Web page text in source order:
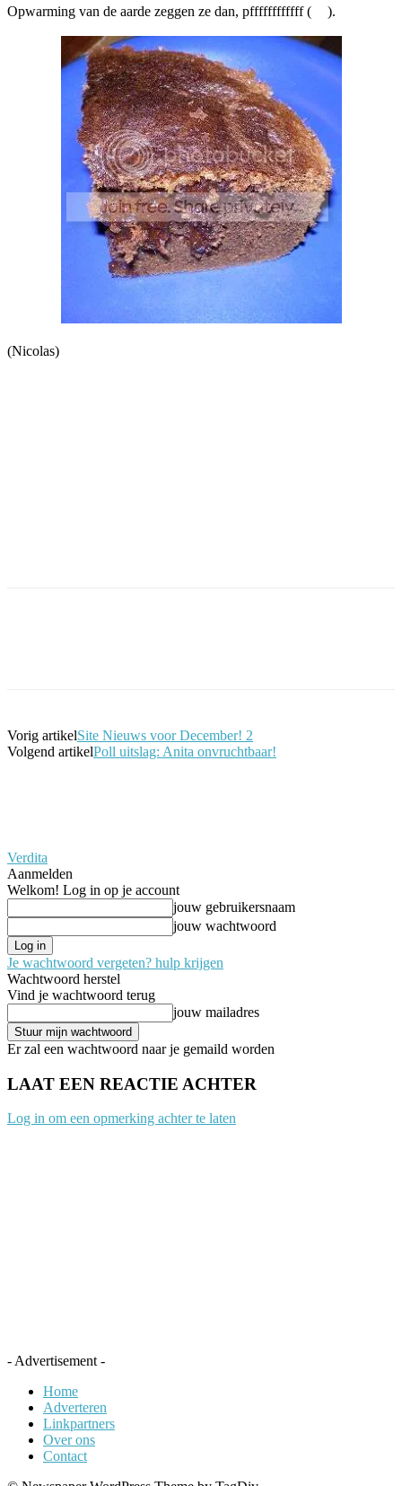
Opwarming van de aarde zeggen ze dan, pffffffffffff (
).
(Nicolas)
Vorig artikelSite Nieuws voor December! 2
Volgend artikelPoll uitslag: Anita onvruchtbaar!
Verdita
Aanmelden
Welkom! Log in op je account
jouw gebruikersnaam
jouw wachtwoord
Je wachtwoord vergeten? hulp krijgen
Wachtwoord herstel
Vind je wachtwoord terug
jouw mailadres
Er zal een wachtwoord naar je gemaild worden
LAAT EEN REACTIE ACHTER
Log in om een opmerking achter te laten
- Advertisement -
Home
Adverteren
Linkpartners
Over ons
Contact